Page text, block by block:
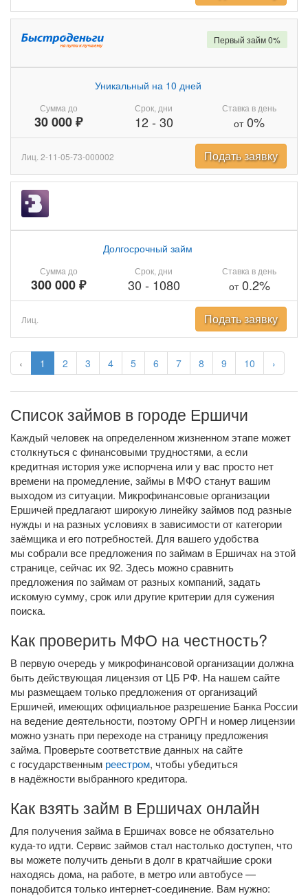
‹ 1 2 3 4 5 6 7 8 9 10 ›
Сумма до
30 000 ₽
Уникальный на 10 дней
Срок, дни
12- 30
Ставка в день
от0%
Первый займ 0%
Лиц. 2-11-05-73-000002 Подать заявку
Сумма до
300 000 ₽
Долгосрочный займ
Срок, дни
30 - 1080
Ставка в день
от0.2%
Лиц. Подать заявку
Список займов в городе Ершичи
Каждый человек на определенном жизненном этапе может
столкнуться с финансовыми трудностями, а если
кредитная история уже испорчена или у вас просто нет
времени на промедление, займы в МФО станут вашим
выходом из ситуации. Микрофинансовые организации
Ершичей предлагают широкую линейку займов под разные
нужды и на разных условиях в зависимости от категории
заёмщика и его потребностей. Для вашего удобства
мы собрали все предложения по займам в Ершичах на этой
странице, сейчас их 92. Здесь можно сравнить
предложения по займам от разных компаний, задать
искомую сумму, срок или другие критерии для сужения
поиска.
Как проверить МФО на честность?
В первую очередь у микрофинансовой организации должна
быть действующая лицензия от ЦБ РФ. На нашем сайте
мы размещаем только предложения от организаций
Ершичей, имеющих официальное разрешение Банка России
на ведение деятельности, поэтому ОРГН и номер лицензии
можно узнать при переходе на страницу предложения
займа. Проверьте соответствие данных на сайте
с государственным реестром, чтобы убедиться
в надёжности выбранного кредитора.
Как взять займ в Ершичах онлайн
Для получения займа в Ершичах вовсе не обязательно
куда-то идти. Сервис займов стал настолько доступен, что
вы можете получить деньги в долг в кратчайшие сроки
находясь дома, на работе, в метро или автобусе —
понадобится только интернет-соединение. Вам нужно: